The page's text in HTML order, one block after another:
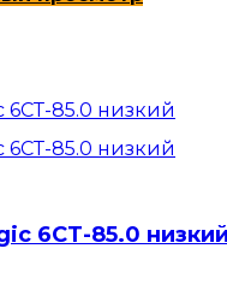
6СТ-85.0 низкий